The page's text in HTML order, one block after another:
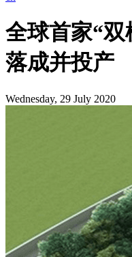
全球首家“
落成并投产
Wednesday, 29 July 2020